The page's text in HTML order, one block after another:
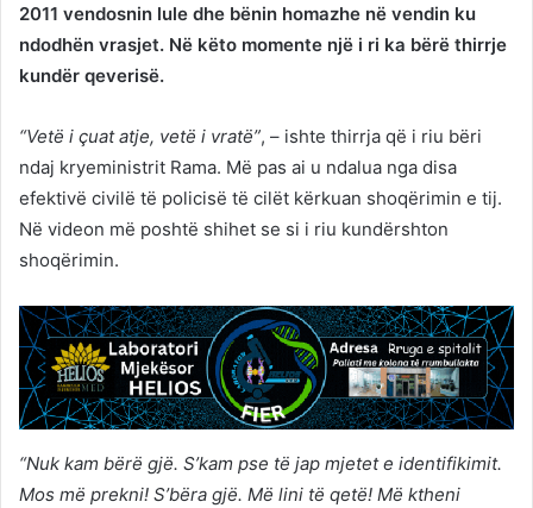
2011 vendosnin lule dhe bënin homazhe në vendin ku
ndodhën vrasjet. Në këto momente një i ri ka bërë thirrje
kundër qeverisë.
“Vetë i çuat atje, vetë i vratë”, – ishte thirrja që i riu bëri
ndaj kryeministrit Rama. Më pas ai u ndalua nga disa
efektivë civilë të policisë të cilët kërkuan shoqërimin e tij.
Në videon më poshtë shihet se si i riu kundërshton
shoqërimin.
“Nuk kam bërë gjë. S’kam pse të jap mjetet e identifikimit.
Mos më prekni! S’bëra gjë. Më lini të qetë! Më ktheni